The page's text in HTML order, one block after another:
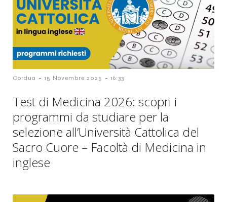
Cordua - 15 Novembre 2025 - 16:33
Test di Medicina 2026: scopri i
programmi da studiare per la
selezione all’Università Cattolica del
Sacro Cuore – Facoltà di Medicina in
inglese